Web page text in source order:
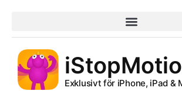
Exklusivt för iPhone, iPad &